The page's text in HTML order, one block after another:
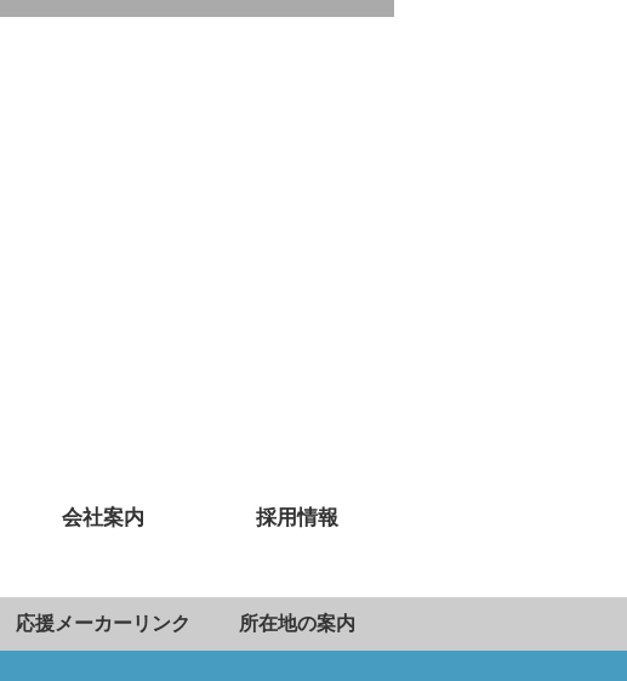
会社案内 採用情報
応援メーカーリンク 所在地の案内